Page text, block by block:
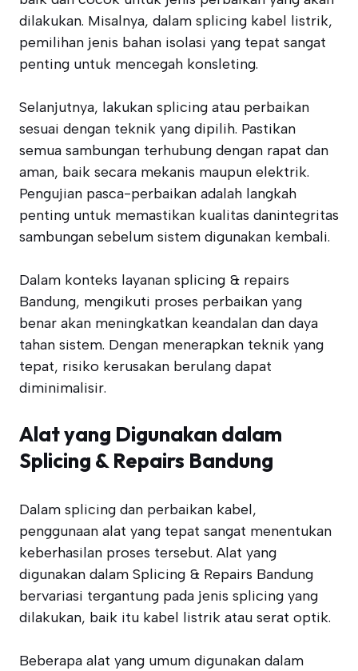
dilakukan. Misalnya, dalam splicing kabel listrik,
pemilihan jenis bahan isolasi yang tepat sangat
penting untuk mencegah konsleting.
Selanjutnya, lakukan splicing atau perbaikan
sesuai dengan teknik yang dipilih. Pastikan
semua sambungan terhubung dengan rapat dan
aman, baik secara mekanis maupun elektrik.
Pengujian pasca-perbaikan adalah langkah
penting untuk memastikan kualitas danintegritas
sambungan sebelum sistem digunakan kembali.
Dalam konteks layanan splicing & repairs
Bandung, mengikuti proses perbaikan yang
benar akan meningkatkan keandalan dan daya
tahan sistem. Dengan menerapkan teknik yang
tepat, risiko kerusakan berulang dapat
diminimalisir.
Alat yang Digunakan dalam
Splicing & Repairs Bandung
Dalam splicing dan perbaikan kabel,
penggunaan alat yang tepat sangat menentukan
keberhasilan proses tersebut. Alat yang
digunakan dalam Splicing & Repairs Bandung
bervariasi tergantung pada jenis splicing yang
dilakukan, baik itu kabel listrik atau serat optik.
Beberapa alat yang umum digunakan dalam